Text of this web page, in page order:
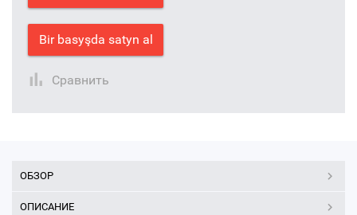
Bir basyşda satyn al
Сравнить
ОБЗОР
ОПИСАНИЕ